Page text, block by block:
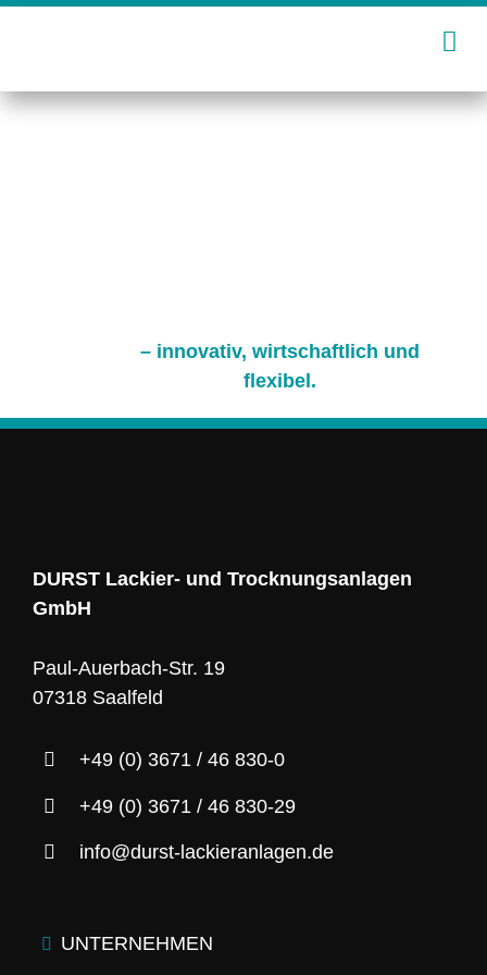
Zum
– innovativ, wirtschaftlich und
flexibel.
DURST Lackier- und Trocknungsanlagen
GmbH
Paul-Auerbach-Str. 19
07318 Saalfeld
+49 (0) 3671 / 46 830-0
+49 (0) 3671 / 46 830-29
info@durst-lackieranlagen.de
UNTERNEHMEN